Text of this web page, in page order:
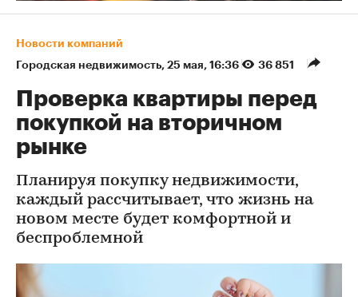
Новости компаний
Городская недвижимость⁠, 25 мая, 16:36 36 851
Проверка квартиры перед
покупкой на вторичном
рынке
Планируя покупку недвижимости,
каждый рассчитывает, что жизнь на
новом месте будет комфортной и
беспроблемной